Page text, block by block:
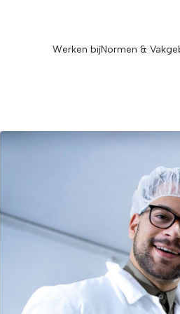
Werken bijNormen &